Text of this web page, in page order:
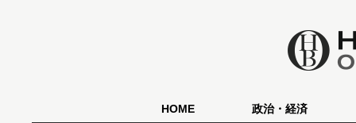
HOME 政治・経済